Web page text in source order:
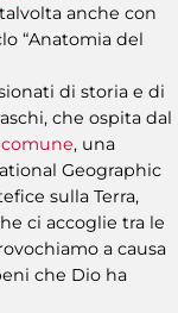
anche con
“Anatomia del
di storia e di
che ospita dal
comune, una
Geographic
sulla Terra,
ci accoglie tra le
a causa
che Dio ha